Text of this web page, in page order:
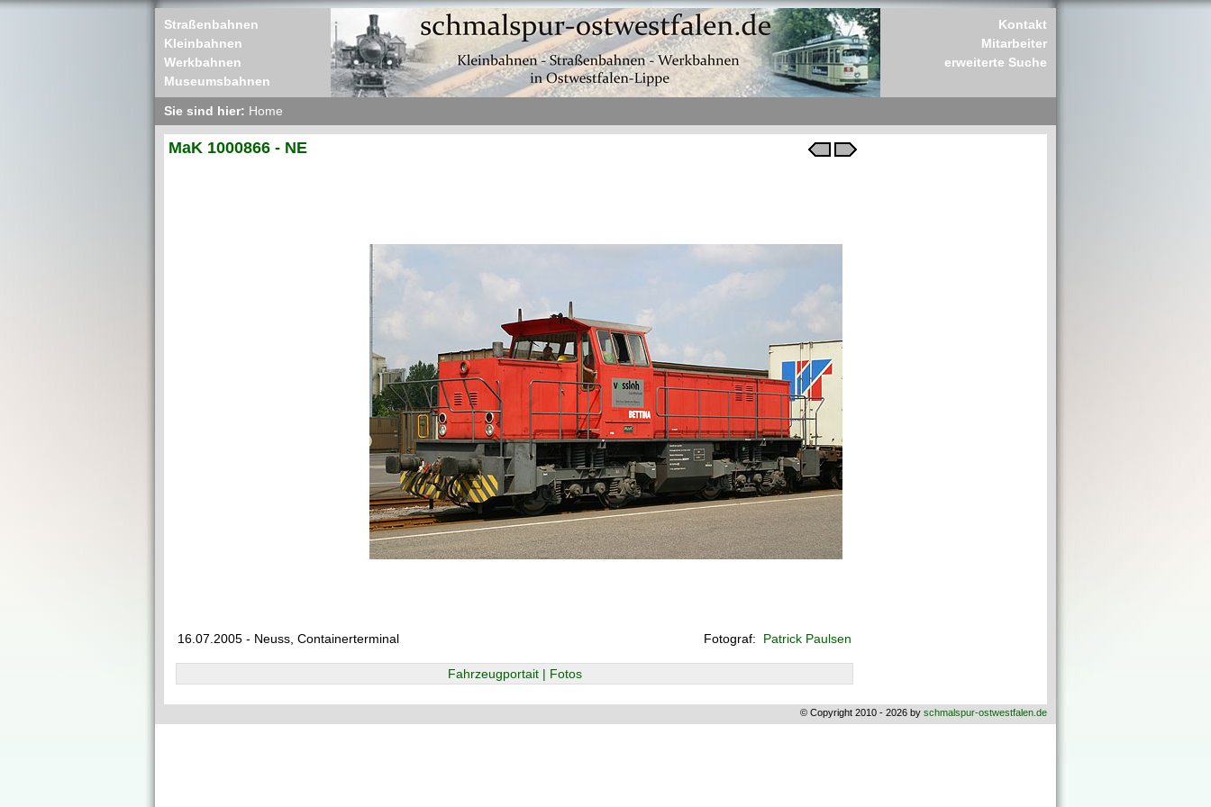
Straßenbahnen
Kleinbahnen
Werkbahnen
Museumsbahnen
Kontakt
Mitarbeiter
erweiterte Suche
Sie sind hier: Home
MaK 1000866 - NE
16.07.2005 - Neuss, Containerterminal Fotograf: Patrick Paulsen
Fahrzeugportait | Fotos
© Copyright 2010 - 2026 by schmalspur-ostwestfalen.de